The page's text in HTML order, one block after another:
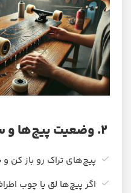
پیچ‌های تراک رو باز کن
اگر پیچ‌ها لق یا چوب